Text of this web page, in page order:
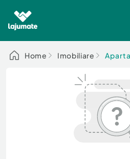
Alege categoria
Auto, moto si ambarcatiuni
Electronice si
Auto, moto si
Home Imobiliare